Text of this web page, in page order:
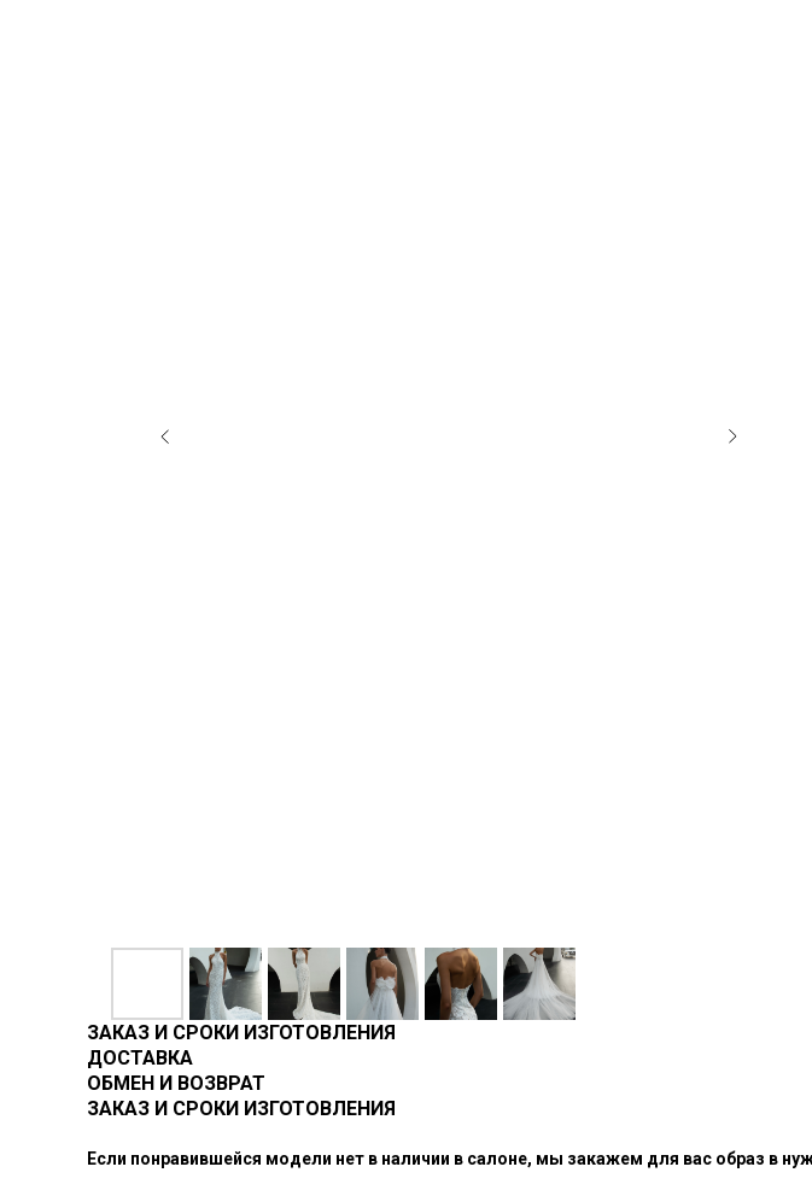
ЗАКАЗ И СРОКИ ИЗГОТОВЛЕНИЯ
ДОСТАВКА
ОБМЕН И ВОЗВРАТ
ЗАКАЗ И СРОКИ ИЗГОТОВЛЕНИЯ
Если понравившейся модели нет в наличии в салоне, мы закажем для вас образ в